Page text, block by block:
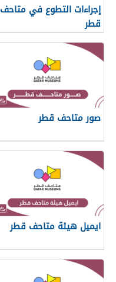
إجراءات التطوع في متاحف
قطر
صور متاحف قطر
ايميل هيئة متاحف قطر